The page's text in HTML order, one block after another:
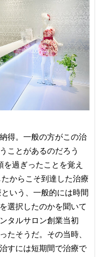
得。一般の方がこの治
ことがあるのだろう
過ぎったことを覚え
からこそ到達した治療
いう、一般的には時間
選択したのかを聞いて
タルサロン創業当初
たそうだ。その当時、
すには短期間で治療で